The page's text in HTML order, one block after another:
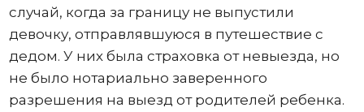
случай, когда за границу не выпустили
девочку, отправлявшуюся в путешествие с
дедом. У них была страховка от невыезда, но
не было нотариально заверенного
разрешения на выезд от родителей ребенка.